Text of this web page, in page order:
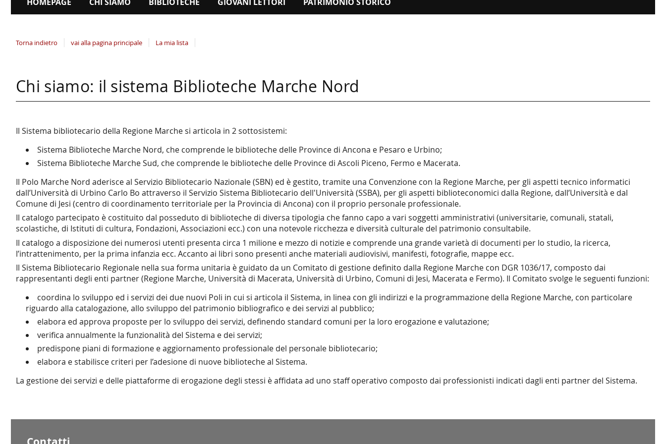
Torna indietro vai alla pagina principale La mia lista
Chi siamo: il sistema Biblioteche Marche Nord
Il Sistema bibliotecario della Regione Marche si articola in 2 sottosistemi:
Sistema Biblioteche Marche Nord, che comprende le biblioteche delle Province di Ancona e Pesaro e Urbino;
Sistema Biblioteche Marche Sud, che comprende le biblioteche delle Province di Ascoli Piceno, Fermo e Macerata.
Il Polo Marche Nord aderisce al Servizio Bibliotecario Nazionale (SBN) ed è gestito, tramite una Convenzione con la Regione Marche, per gli aspetti tecnico informatici
dall’Università di Urbino Carlo Bo attraverso il Servizio Sistema Bibliotecario dell'Università (SSBA), per gli aspetti biblioteconomici dalla Regione, dall’Università e dal
Comune di Jesi (centro di coordinamento territoriale per la Provincia di Ancona) con il proprio personale professionale.
Il catalogo partecipato è costituito dal posseduto di biblioteche di diversa tipologia che fanno capo a vari soggetti amministrativi (universitarie, comunali, statali,
scolastiche, di Istituti di cultura, Fondazioni, Associazioni ecc.) con una notevole ricchezza e diversità culturale del patrimonio consultabile.
Il catalogo a disposizione dei numerosi utenti presenta circa 1 milione e mezzo di notizie e comprende una grande varietà di documenti per lo studio, la ricerca,
l’intrattenimento, per la prima infanzia ecc. Accanto ai libri sono presenti anche materiali audiovisivi, manifesti, fotografie, mappe ecc.
Il Sistema Bibliotecario Regionale nella sua forma unitaria è guidato da un Comitato di gestione definito dalla Regione Marche con DGR 1036/17, composto dai
rappresentanti degli enti partner (Regione Marche, Università di Macerata, Università di Urbino, Comuni di Jesi, Macerata e Fermo). Il Comitato svolge le seguenti funzioni:
coordina lo sviluppo ed i servizi dei due nuovi Poli in cui si articola il Sistema, in linea con gli indirizzi e la programmazione della Regione Marche, con particolare
riguardo alla catalogazione, allo sviluppo del patrimonio bibliografico e dei servizi al pubblico;
elabora ed approva proposte per lo sviluppo dei servizi, definendo standard comuni per la loro erogazione e valutazione;
verifica annualmente la funzionalità del Sistema e dei servizi;
predispone piani di formazione e aggiornamento professionale del personale bibliotecario;
elabora e stabilisce criteri per l’adesione di nuove biblioteche al Sistema.
La gestione dei servizi e delle piattaforme di erogazione degli stessi è affidata ad uno staff operativo composto dai professionisti indicati dagli enti partner del Sistema.